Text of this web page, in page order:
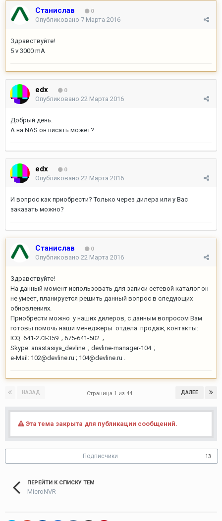
Станислав 0
Опубликовано 7 Марта 2016
Здравствуйте!
5 v 3000 mA
edx 0
Опубликовано 22 Марта 2016
Добрый день.
А на NAS он писать может?
edx 0
Опубликовано 22 Марта 2016
И вопрос как приобрести? Только через дилера или у Вас
заказать можно?
Станислав 0
Опубликовано 22 Марта 2016
Здравствуйте!
На данный момент использовать для записи сетевой каталог он
не умеет, планируется решить данный вопрос в следующих
обновлениях.
Приобрести можно у наших дилеров, с данным вопросом Вам
готовы помочь наши менеджеры отдела продаж, контакты:
ICQ: 641-273-359 ; 675-641-502 ;
Skype: anastasiya_devline ; devline-manager-104 ;
e-Mail: 102@devline.ru ; 104@devline.ru .
НАЗАД ДАЛЕЕ
Страница 1 из 44
Эта тема закрыта для публикации сообщений.
Подписчики 13
ПЕРЕЙТИ К СПИСКУ ТЕМ
MicroNVR